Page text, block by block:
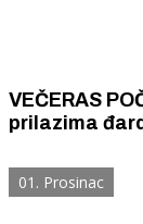
VEČERAS
prilazima
01. Prosinac